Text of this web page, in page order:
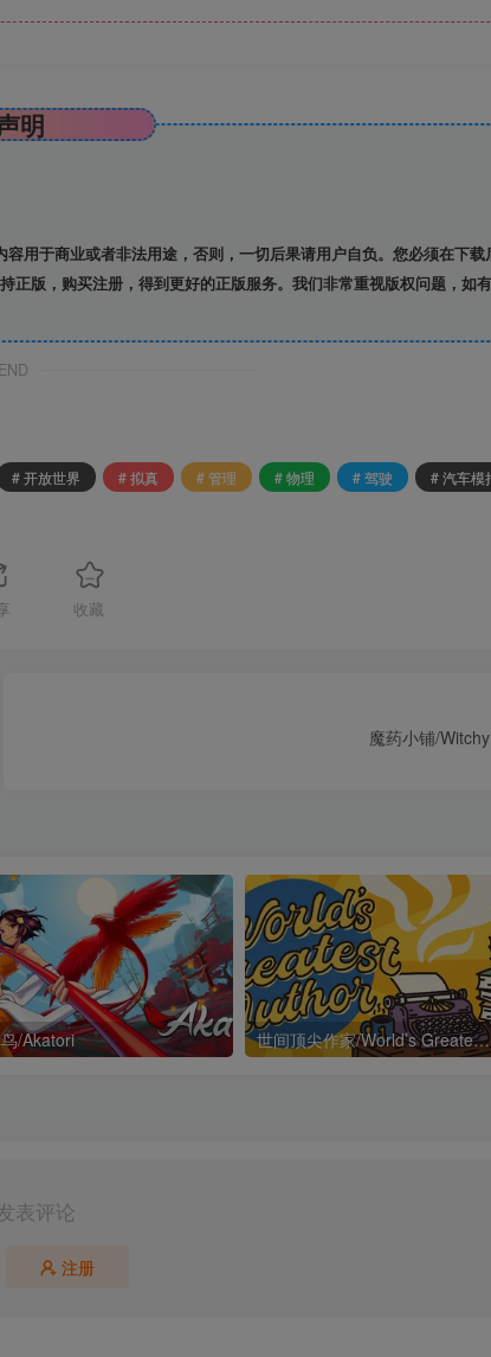
明
用于商业或者非法用途，否则，一切后果请用户自负。您必须在下载
版，购买注册，得到更好的正版服务。我们非常重视版权问题，如
# 开放世界 # 拟真 # 管理 # 物理 # 驾驶 # 汽车模
收藏
魔药小铺/
/Akatori 世间顶尖作家/World’s Greatest Author
表评论
注册